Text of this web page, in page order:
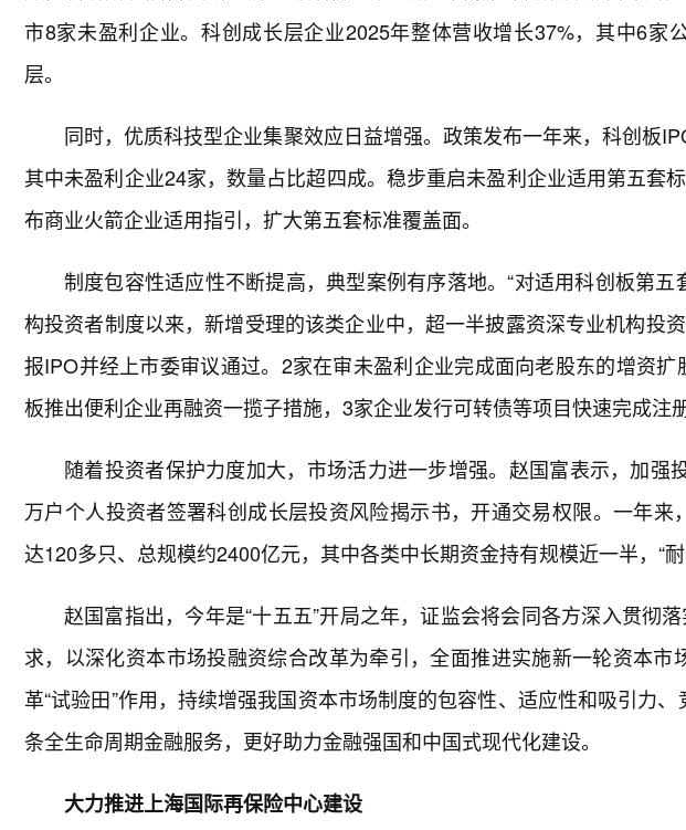
市8家未盈利企业。科创成长层企业2025年整体营收增长37%，其中6家
层。
同时，优质科技型企业集聚效应日益增强。政策发布一年来，科创板
其中未盈利企业24家，数量占比超四成。稳步重启未盈利企业适用第五套
布商业火箭企业适用指引，扩大第五套标准覆盖面。
制度包容性适应性不断提高，典型案例有序落地。“对适用科创板第
构投资者制度以来，新增受理的该类企业中，超一半披露资深专业机构投
报IPO并经上市委审议通过。2家在审未盈利企业完成面向老股东的增资扩
板推出便利企业再融资一揽子措施，3家企业发行可转债等项目快速完成注
随着投资者保护力度加大，市场活力进一步增强。赵国富表示，加强
万户个人投资者签署科创成长层投资风险揭示书，开通交易权限。一年来
达120多只、总规模约2400亿元，其中各类中长期资金持有规模近一半，“耐
赵国富指出，今年是“十五五”开局之年，证监会将会同各方深入贯彻
求，以深化资本市场投融资综合改革为牵引，全面推进实施新一轮资本市
革“试验田”作用，持续增强我国资本市场制度的包容性、适应性和吸引力
条全生命周期金融服务，更好助力金融强国和中国式现代化建设。
大力推进上海国际再保险中心建设